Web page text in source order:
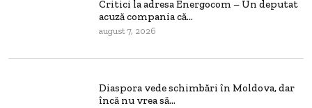
Critici la adresa Energocom – Un deputat
acuză compania că...
august 7, 2026
Diaspora vede schimbări în Moldova, dar
încă nu vrea să...